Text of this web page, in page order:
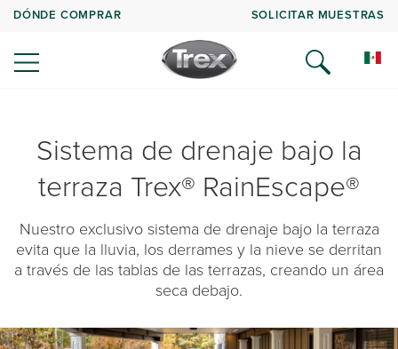
DÓNDE COMPRAR SOLICITAR MUESTRAS
Sistema de drenaje bajo la
terraza Trex® RainEscape®
Nuestro exclusivo sistema de drenaje bajo la terraza
evita que la lluvia, los derrames y la nieve se derritan
a través de las tablas de las terrazas, creando un área
seca debajo.